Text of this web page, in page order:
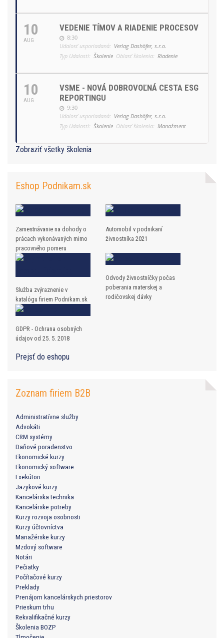
10
AUG
VEDENIE TÍMOV A RIADENIE PROCESOV
8:30
Udalosť usporiadaná: Verlag Dashöfer, s.r.o.
Typ Udalosti: Školenie Oblasť školenia: Riadenie
10
AUG
VSME - NOVÁ DOBROVOĽNÁ CESTA ESG
REPORTINGU
9:30
Udalosť usporiadaná: Verlag Dashöfer, s.r.o.
Typ Udalosti: Školenie Oblasť školenia: Manažment
Zobraziť všetky školenia
Eshop Podnikam.sk
Zamestnávanie na dohody o
prácach vykonávaných mimo
pracovného pomeru
Automobil v podnikaní
živnostníka 2021
Služba zvýraznenie v
katalógu firiem Podnikam.sk
Odvody živnostníčky počas
poberania materskej a
rodičovskej dávky
GDPR - Ochrana osobných
údajov od 25. 5. 2018
Prejsť do eshopu
Zoznam firiem B2B
Administratívne služby
Advokáti
CRM systémy
Daňové poradenstvo
Ekonomické kurzy
Ekonomický software
Exekútori
Jazykové kurzy
Kancelárska technika
Kancelárske potreby
Kurzy rozvoja osobnosti
Kurzy účtovníctva
Manažérske kurzy
Mzdový software
Notári
Pečiatky
Počítačové kurzy
Preklady
Prenájom kancelárskych priestorov
Prieskum trhu
Rekvalifikačné kurzy
Školenia BOZP